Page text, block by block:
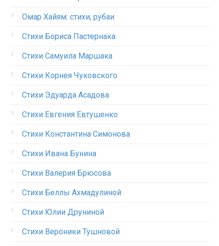
Омар Хайям: стихи, рубаи
Стихи Бориса Пастернака
Стихи Самуила Маршака
Стихи Корнея Чуковского
Стихи Эдуарда Асадова
Стихи Евгения Евтушенко
Стихи Константина Симонова
Стихи Ивана Бунина
Стихи Валерия Брюсова
Стихи Беллы Ахмадулиной
Стихи Юлии Друниной
Стихи Вероники Тушновой